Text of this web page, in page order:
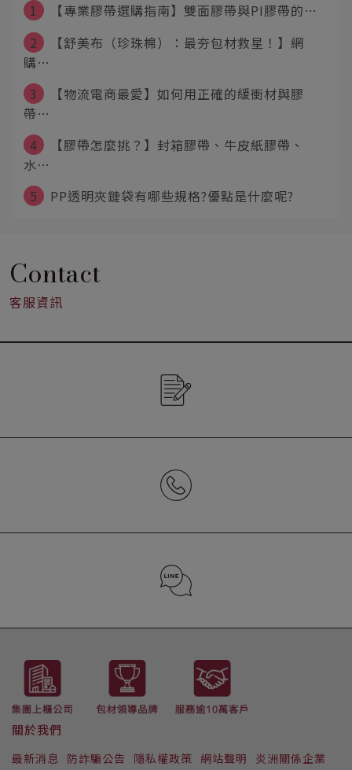
1
【專業膠帶選購指南】雙面膠帶與PI膠帶的⋯
2
【舒美布（珍珠棉）：最夯包材救星！】網
購⋯
3
【物流電商最愛】如何用正確的緩衝材與膠
帶⋯
4
【膠帶怎麼挑？】封箱膠帶、牛皮紙膠帶、
水⋯
5
PP透明夾鏈袋有哪些規格?優點是什麼呢?
Contact
客服資訊
LINE ID : @223iwizi
02-2652-7272 (分機2157)
CONTACT US
關於我們
最新消息 防詐騙公告 隱私權政策 網站聲明 炎洲關係企業